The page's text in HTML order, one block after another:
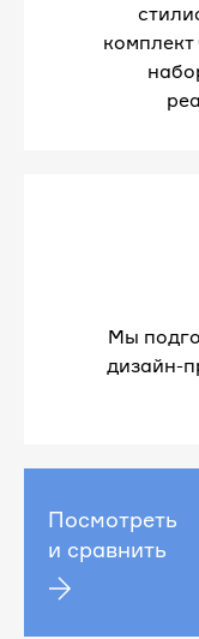
Мы
дизайн-
Посмотреть
и сравнить